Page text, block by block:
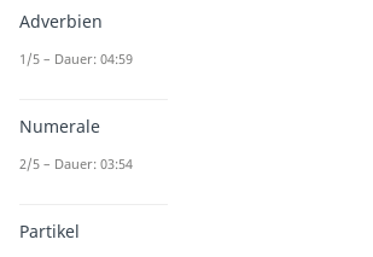
Adverbien
1/5 – Dauer: 04:59
Numerale
2/5 – Dauer: 03:54
Partikel